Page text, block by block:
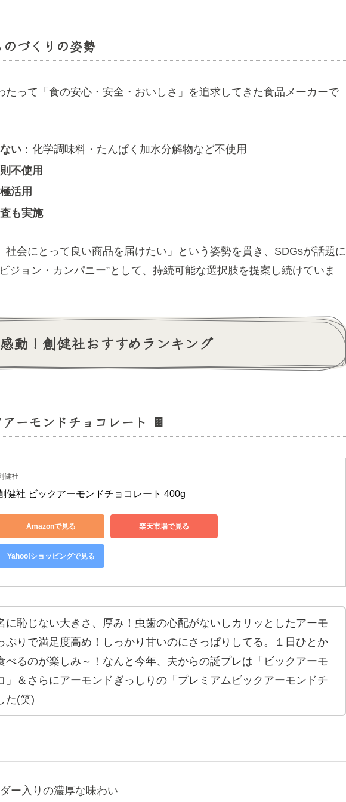
づくりの姿勢
たって「食の安心・安全・おいしさ」を追求してきた食品メーカーで
い：化学調味料・たんぱく加水分解物など不使用
不使用
活用
も実施
社会にとって良い商品を届けたい」という姿勢を貫き、SDGsが話題に
ジョン・カンパニー”として、持続可能な選択肢を提案し続けていま
動！創健社おすすめランキング
ーモンドチョコレート 🍫
健社
健社 ビックアーモンドチョコレート 400g
Amazonで見る 楽天市場で見る
Yahoo!ショッピングで見る
に恥じない大きさ、厚み！虫歯の心配がないしカリッとしたアーモ
ぷりで満足度高め！しっかり甘いのにさっぱりしてる。１日ひとか
べるのが楽しみ～！なんと今年、夫からの誕プレは「ビックアーモ
」＆さらにアーモンドぎっしりの「プレミアムビックアーモンドチ
た(笑)
ー入りの濃厚な味わい